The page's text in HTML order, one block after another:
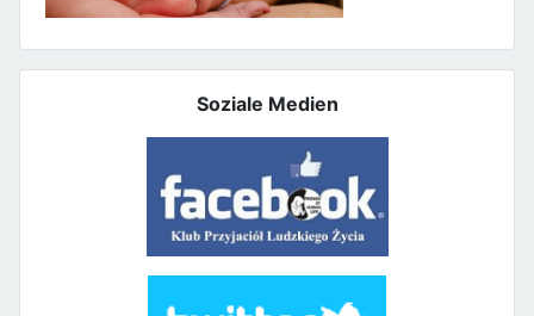
Soziale Medien